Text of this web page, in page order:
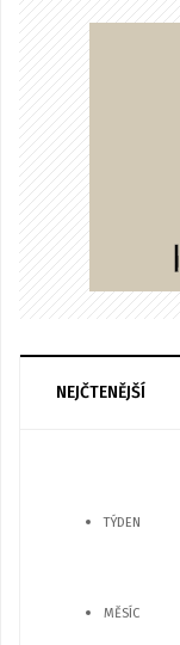
NEJČTENĚJŠÍ
TÝDEN
MĚSÍC